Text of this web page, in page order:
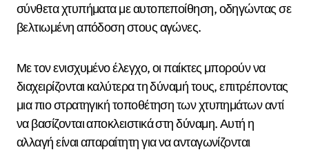
σύνθετα χτυπήματα με αυτοπεποίθηση, οδηγώντας σε
βελτιωμένη απόδοση στους αγώνες.
Με τον ενισχυμένο έλεγχο, οι παίκτες μπορούν να
διαχειρίζονται καλύτερα τη δύναμή τους, επιτρέποντας
μια πιο στρατηγική τοποθέτηση των χτυπημάτων αντί
να βασίζονται αποκλειστικά στη δύναμη. Αυτή η
αλλαγή είναι απαραίτητη για να ανταγωνίζονται